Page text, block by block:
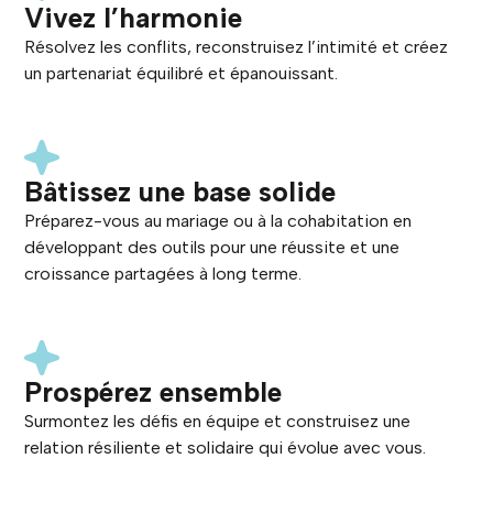
Vivez l’harmonie
Résolvez les conflits, reconstruisez l’intimité et créez
un partenariat équilibré et épanouissant.
Bâtissez une base solide
Préparez-vous au mariage ou à la cohabitation en
développant des outils pour une réussite et une
croissance partagées à long terme.
Prospérez ensemble
Surmontez les défis en équipe et construisez une
relation résiliente et solidaire qui évolue avec vous.